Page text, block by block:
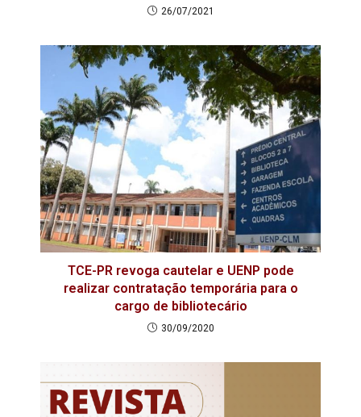
26/07/2021
TCE-PR revoga cautelar e UENP pode
realizar contratação temporária para o
cargo de bibliotecário
30/09/2020